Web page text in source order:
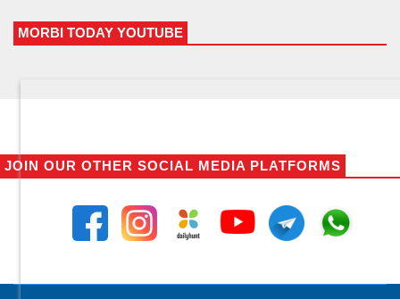
MORBI TODAY YOUTUBE
JOIN OUR OTHER SOCIAL MEDIA PLATFORMS